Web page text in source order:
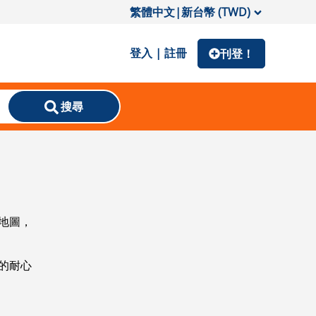
繁體中文|新台幣 (TWD)
登入 | 註冊 刊登！
搜尋
圖，
耐心